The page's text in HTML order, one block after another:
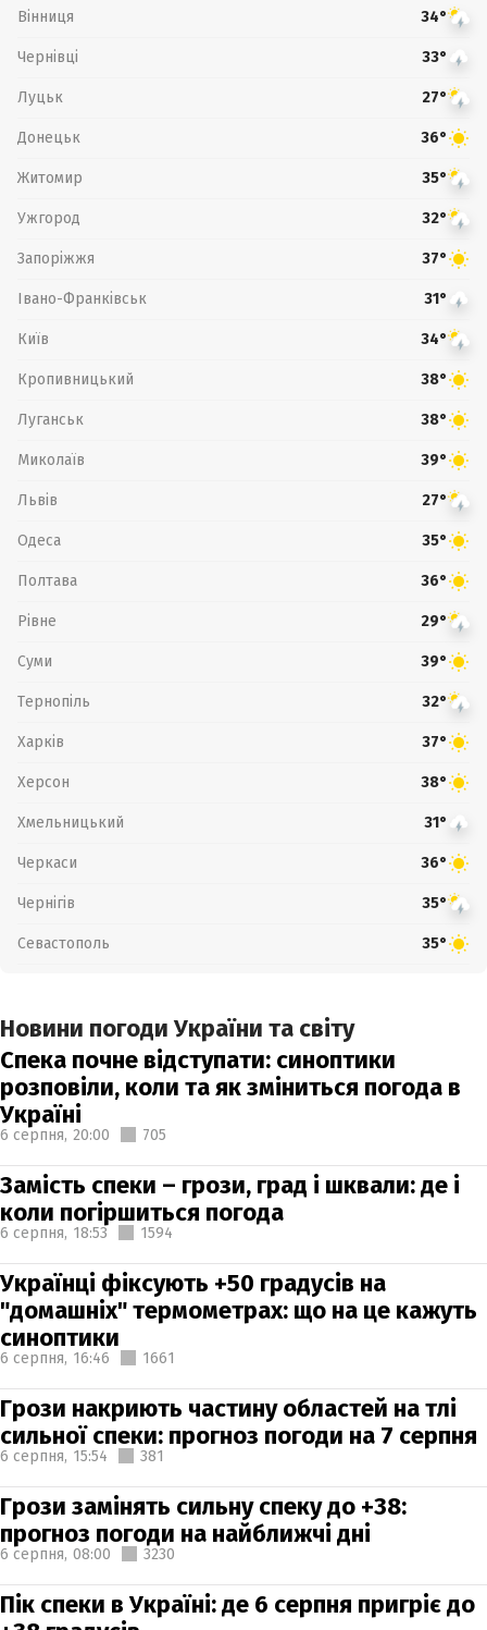
Вінниця 34°
Чернівці 33°
Луцьк 27°
Донецьк 36°
Житомир 35°
Ужгород 32°
Запоріжжя 37°
Івано-Франківськ 31°
Київ 34°
Кропивницький 38°
Луганськ 38°
Миколаїв 39°
Львів 27°
Одеса 35°
Полтава 36°
Рівне 29°
Суми 39°
Тернопіль 32°
Харків 37°
Херсон 38°
Хмельницький 31°
Черкаси 36°
Чернігів 35°
Севастополь 35°
Новини погоди України та світу
Спека почне відступати: синоптики
розповіли, коли та як зміниться погода в
Україні
6 серпня, 20:00 705
Замість спеки – грози, град і шквали: де і
коли погіршиться погода
6 серпня, 18:53 1594
Українці фіксують +50 градусів на
"домашніх" термометрах: що на це кажуть
синоптики
6 серпня, 16:46 1661
Грози накриють частину областей на тлі
сильної спеки: прогноз погоди на 7 серпня
6 серпня, 15:54 381
Грози замінять сильну спеку до +38:
прогноз погоди на найближчі дні
6 серпня, 08:00 3230
Пік спеки в Україні: де 6 серпня пригріє до